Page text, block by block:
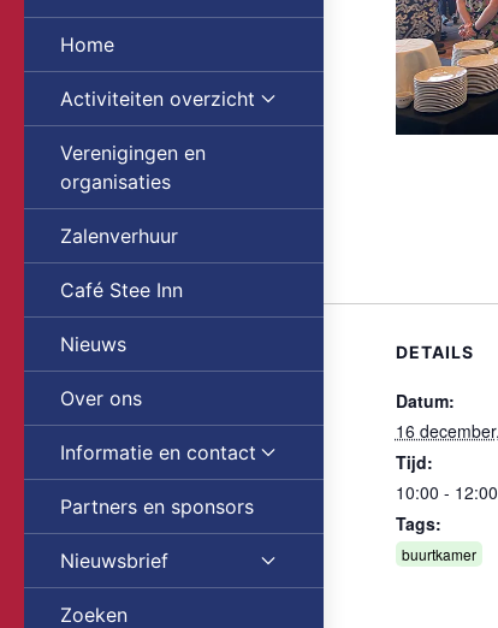
Home
Activiteiten overzicht
Verenigingen en
organisaties
Zalenverhuur
Café Stee Inn
Nieuws
Over ons
Informatie en contact
Partners en sponsors
Nieuwsbrief
Zoeken
DETAILS
Datum:
16
Tijd:
10:00 - 12:00
Tags:
buurtkamer